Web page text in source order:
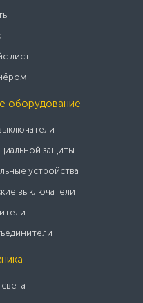
лист
оборудование
защиты
устройства
выключатели